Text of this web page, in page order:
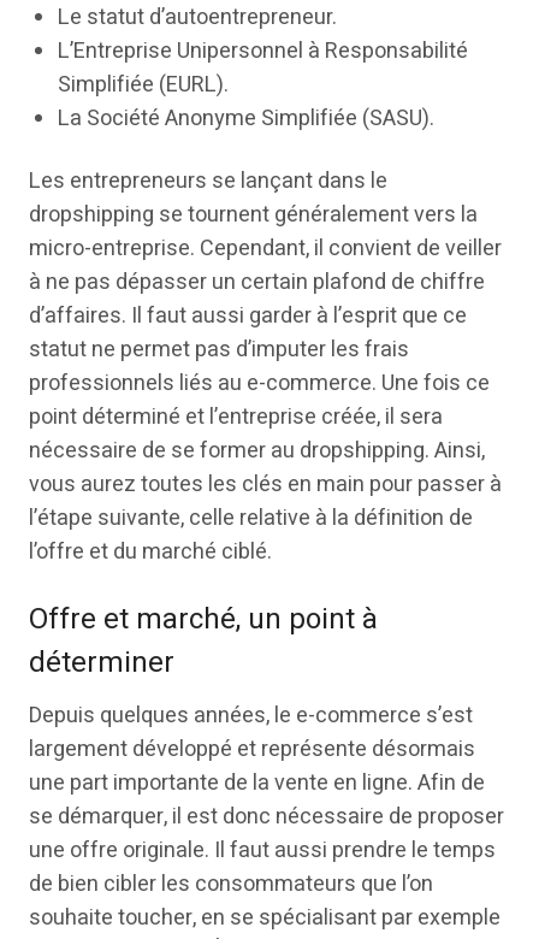
Le statut d’autoentrepreneur.
L’Entreprise Unipersonnel à Responsabilité
Simplifiée (EURL).
La Société Anonyme Simplifiée (SASU).
Les entrepreneurs se lançant dans le
dropshipping se tournent généralement vers la
micro-entreprise. Cependant, il convient de veiller
à ne pas dépasser un certain plafond de chiffre
d’affaires. Il faut aussi garder à l’esprit que ce
statut ne permet pas d’imputer les frais
professionnels liés au e-commerce. Une fois ce
point déterminé et l’entreprise créée, il sera
nécessaire de se former au dropshipping. Ainsi,
vous aurez toutes les clés en main pour passer à
l’étape suivante, celle relative à la définition de
l’offre et du marché ciblé.
Offre et marché, un point à
déterminer
Depuis quelques années, le e-commerce s’est
largement développé et représente désormais
une part importante de la vente en ligne. Afin de
se démarquer, il est donc nécessaire de proposer
une offre originale. Il faut aussi prendre le temps
de bien cibler les consommateurs que l’on
souhaite toucher, en se spécialisant par exemple